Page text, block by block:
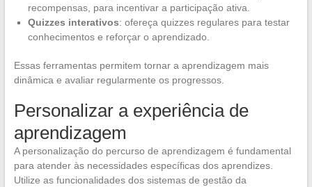
recompensas, para incentivar a participação ativa.
Quizzes interativos: ofereça quizzes regulares para testar
conhecimentos e reforçar o aprendizado.
Essas ferramentas permitem tornar a aprendizagem mais
dinâmica e avaliar regularmente os progressos.
Personalizar a experiência de
aprendizagem
A personalização do percurso de aprendizagem é fundamental
para atender às necessidades específicas dos aprendizes.
Utilize as funcionalidades dos sistemas de gestão da